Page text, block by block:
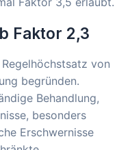
Faktor 2,3
von
begründen.
Behandlung,
besonders
Erschwernisse